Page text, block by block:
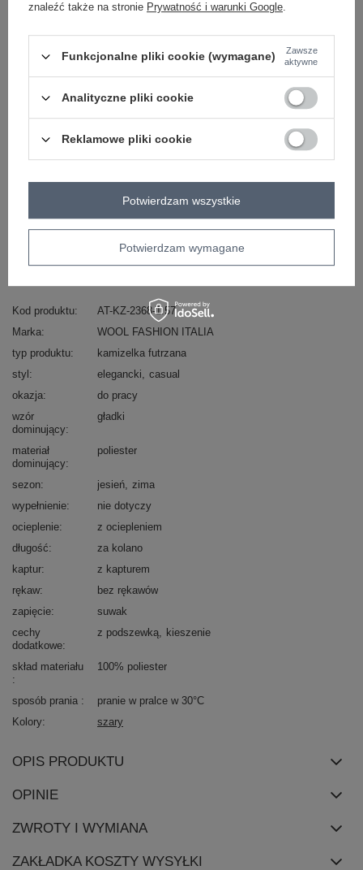
M/L 5906694060298 - +
Zobacz wszystkie kolory (+12)
ZALOGUJ SIĘ I ZOBACZ CENĘ
Masz pytanie? Chętnie pomożemy.
Zadzwoń+48 601 547 740 Zadaj pytanie
Kod produktu
AT-KZ-2368-1.57
Marka
WOOL FASHION ITALIA
typ produktu
kamizelka futrzana
styl
elegancki
casual
okazja
do pracy
wzór
dominujący
gładki
materiał
dominujący
poliester
sezon jesień
zima
wypełnienie
nie dotyczy
ocieplenie
z ociepleniem
długość
za kolano
kaptur
z kapturem
rękaw
bez rękawów
zapięcie
suwak
cechy
dodatkowe
z podszewką kieszenie
skład materiału 100% poliester
sposób prania
pranie w pralce w 30°C
Kolory
szary
OPIS PRODUKTU
OPINIE
ZWROTY I WYMIANA
ZAKŁADKA KOSZTY WYSYŁKI
znaleźć także na stronie Prywatność i warunki Google.
Funkcjonalne pliki cookie (wymagane)
Zawsze
aktywne
Analityczne pliki cookie
Reklamowe pliki cookie
Potwierdzam wymagane
Potwierdzam wszystkie